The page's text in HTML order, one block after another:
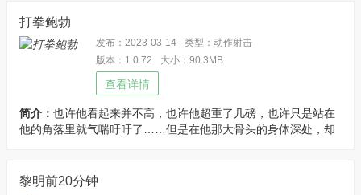
打拳鲍勃
发布：2023-03-14
类型：动作射击
版本：1.0.72
大小：90.3MB
查看详情
简介： 也许他看起来并不高，也许他超重了几磅，也许只是站在
他的角落里就气喘吁吁了……但是在他那大骨头的身体深处，却
黎明前20分钟